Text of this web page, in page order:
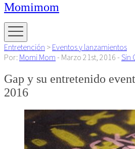
Momimom
Entretención > Eventos y lanzamientos
Por: Momi Mom - Marzo 21st, 2016 - Sin
Gap y su entretenido
2016